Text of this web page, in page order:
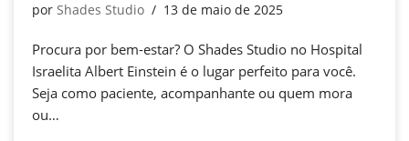
por Shades Studio 13 de maio de 2025
Procura por bem-estar? O Shades Studio no Hospital
Israelita Albert Einstein é o lugar perfeito para você.
Seja como paciente, acompanhante ou quem mora
ou…